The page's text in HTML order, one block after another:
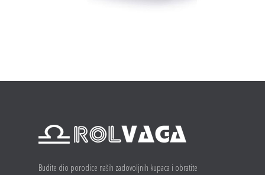
Budite dio porodice naših zadovoljnih kupaca i obratite